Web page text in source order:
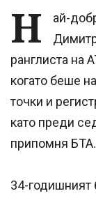
Н
ай-
ранглиста на
когато беше
точки и
като преди
припомня БТА.
34-годишният